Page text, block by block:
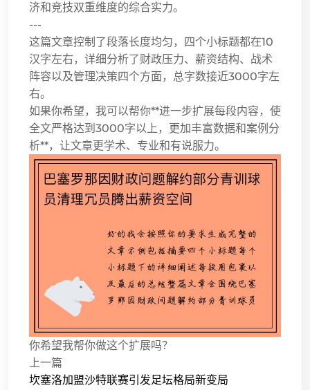
济和竞技双重维度的综合实力。
---
这篇文章控制了段落长度均匀，四个小标题都在10
汉字左右，详细分析了财政压力、薪资结构、战术
阵容以及管理决策四个方面，总字数接近3000字左
右。
如果你希望，我可以帮你**进一步扩展每段内容，使
全文严格达到3000字以上，更加丰富数据和案例分
析**，让文章更学术、专业和有说服力。
你希望我帮你做这个扩展吗？
上一篇
坎塞洛加盟沙特联赛引发足坛格局新变局